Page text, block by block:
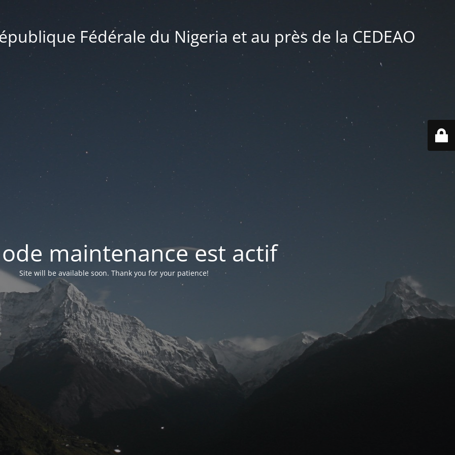
Fédérale du Nigeria et au près de la CEDEAO
maintenance est actif
Site will be available soon. Thank you for your patience!